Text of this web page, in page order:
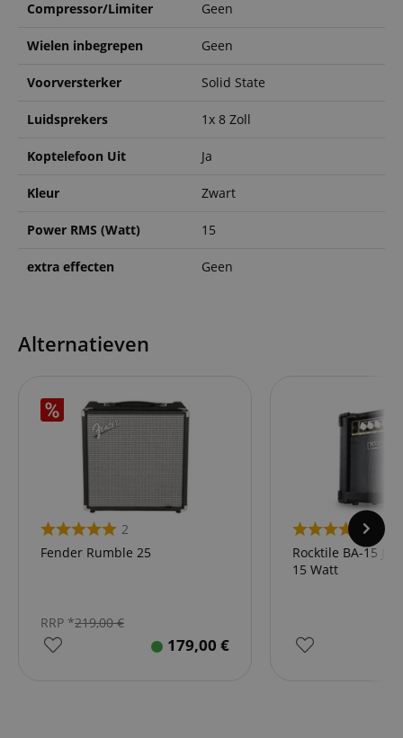
Compressor/Limiter Geen
Wielen inbegrepen Geen
Voorversterker Solid State
Luidsprekers 1x 8 Zoll
Koptelefoon Uit Ja
Kleur Zwart
Power RMS (Watt) 15
extra effecten Geen
Alternatieven
2
Fender Rumble 25
RRP *219,00€
179,00 €
Rocktile BA-15
15 Watt